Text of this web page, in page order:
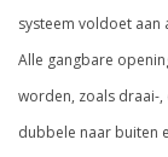
systeem voldoet aan
Alle gangbare
worden, zoals draai-,
dubbele naar buiten